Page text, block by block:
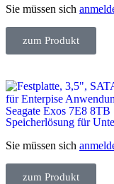
Sie müssen sich
zum Produkt
Seagate Exos 7E8
Speicherlösung für
Sie müssen sich
zum Produkt